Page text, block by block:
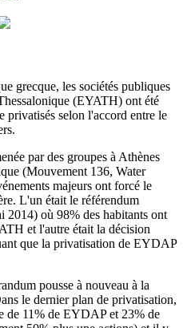
grecque, les sociétés publiques
(EYATH) ont été
privatisés selon l'accord entre le
par des groupes à Athènes
(Mouvement 136, Water
majeurs ont forcé le
L'un était le référendum
2014) où 98% des habitants ont
et l'autre était la décision
que la privatisation de EYDAP
pousse à nouveau à la
le dernier plan de privatisation,
de 11% de EYDAP et 23% de